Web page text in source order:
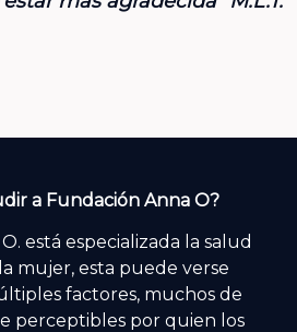
a Fundación Anna O?
está especializada la salud
mujer, esta puede verse
factores, muchos de
perceptibles por quien los